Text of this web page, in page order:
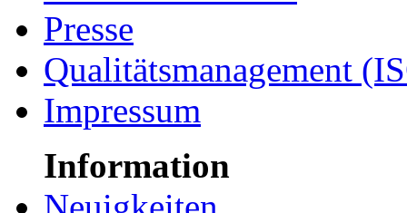
Presse
Qualitätsmanagement
Impressum
Information